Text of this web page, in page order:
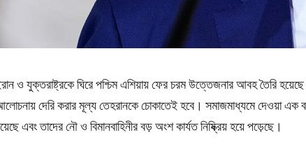
ও যুক্তরাষ্ট্রকে ঘিরে পশ্চিম এশিয়ায় ফের চরম উত্তেজনার আবহ তৈরি
দেরি করার মূল্য তেহরানকে চোকাতেই হবে। সমাজমাধ্যমে দেওয়া এক
এবং তাদের নৌ ও বিমানবাহিনীর বড় অংশ কার্যত নিষ্ক্রিয় হয়ে পড়েছে।